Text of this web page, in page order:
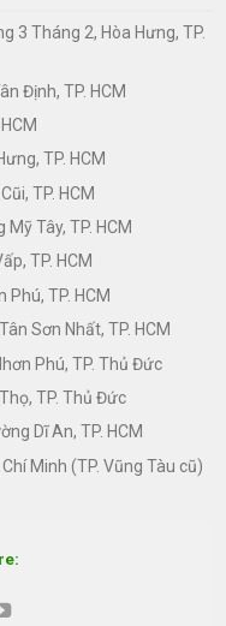
3 Tháng 2, Hòa Hưng, TP.
Định, TP. HCM
TP. HCM
TP. HCM
Tây, TP. HCM
TP. HCM
Phú, TP. HCM
Sơn Nhất, TP. HCM
Phú, TP. Thủ Đức
TP. Thủ Đức
Dĩ An, TP. HCM
Minh (TP. Vũng Tàu cũ)